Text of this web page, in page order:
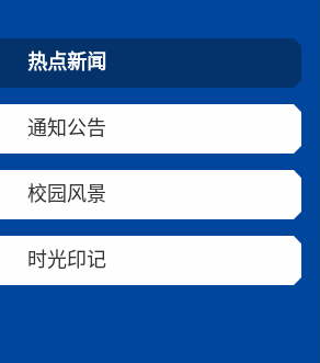
热点新闻
通知公告
校园风景
时光印记